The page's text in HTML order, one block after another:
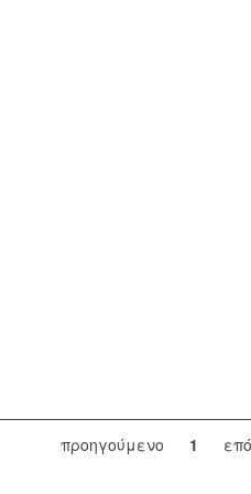
προηγούμενο 1